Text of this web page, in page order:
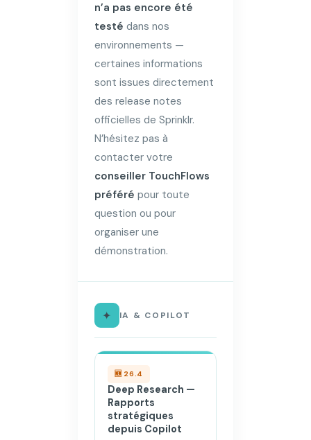
n’a pas encore été
testé dans nos
environnements —
certaines informations
sont issues directement
des release notes
officielles de Sprinklr.
N’hésitez pas à
contacter votre
conseiller TouchFlows
préféré pour toute
question ou pour
organiser une
démonstration.
✦ IA & COPILOT
🆕 26.4
Deep Research —
Rapports
stratégiques
depuis Copilot